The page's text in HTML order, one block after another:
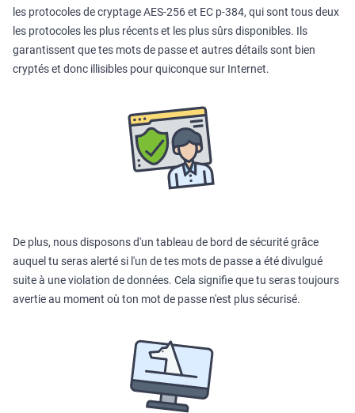
les protocoles de cryptage AES-256 et ЕС р-384, qui sont tous deux
les protocoles les plus récents et les plus sûrs disponibles. Ils
garantissent que tes mots de passe et autres détails sont bien
cryptés et donc illisibles pour quiconque sur Internet.
De plus, nous disposons d'un tableau de bord de sécurité grâce
auquel tu seras alerté si l'un de tes mots de passe a été divulgué
suite à une violation de données. Cela signifie que tu seras toujours
avertie au moment où ton mot de passe n'est plus sécurisé.